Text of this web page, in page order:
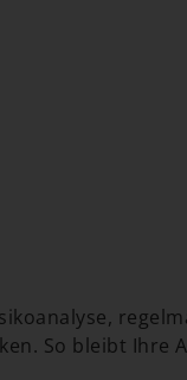
So bleibt Ihre